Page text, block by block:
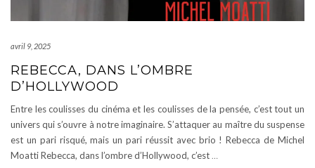
avril 9, 2025
REBECCA, DANS L’OMBRE
D’HOLLYWOOD
Entre les coulisses du cinéma et les coulisses de la pensée, c’est tout un
univers qui s’ouvre à notre imaginaire. S’attaquer au maître du suspense
est un pari risqué, mais un pari réussit avec brio ! Rebecca de Michel
Moatti Rebecca, dans l’ombre d’Hollywood, c’est …